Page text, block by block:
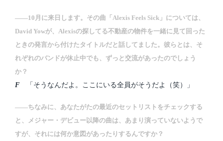
――10月に来日します。その曲「Alexis Feels Sick」については、
David Yowが、Alexisの探してる不動産の物件を一緒に見て回った
ときの発言から付けたタイトルだと話してました。彼らとは、そ
れぞれのバンドが休止中でも、ずっと交流があったのでしょう
か？
F 「そうなんだよ。ここにいる全員がそうだよ（笑）」
――ちなみに、あなたがたの最近のセットリストをチェックする
と、メジャー・デビュー以降の曲は、あまり演っていないようで
すが、それには何か意図があったりするんですか？